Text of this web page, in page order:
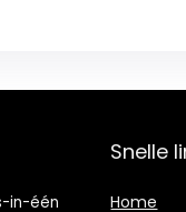
in-één
Snelle
Home